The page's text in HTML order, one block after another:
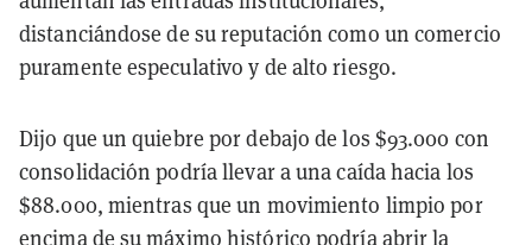
distanciándose de su reputación como un comercio
puramente especulativo y de alto riesgo.
Dijo que un quiebre por debajo de los $93.000 con
consolidación podría llevar a una caída hacia los
$88.000, mientras que un movimiento limpio por
encima de su máximo histórico podría abrir la